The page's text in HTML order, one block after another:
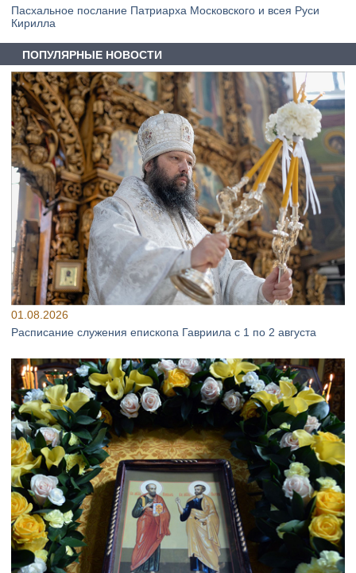
Пасхальное послание Патриарха Московского и всея Руси
Кирилла
ПОПУЛЯРНЫЕ НОВОСТИ
01.08.2026
Расписание служения епископа Гавриила с 1 по 2 августа